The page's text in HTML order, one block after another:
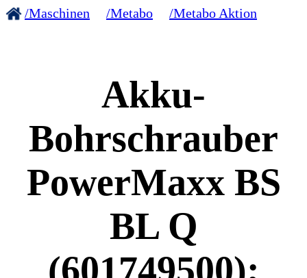
/Maschinen /Metabo /Metabo Aktion
Akku-
Bohrschrauber
PowerMaxx BS
BL Q